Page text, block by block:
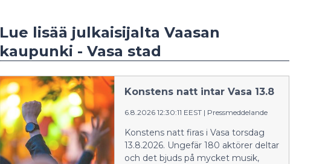
Lue lisää julkaisijalta Vaasan
kaupunki - Vasa stad
Konstens natt intar Vasa 13.8
6.8.2026 12:30:11 EEST | Pressmeddelande
Konstens natt firas i Vasa torsdag
13.8.2026. Ungefär 180 aktörer deltar
och det bjuds på mycket musik,